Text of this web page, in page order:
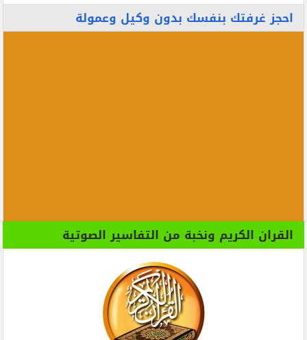
احجز غرفتك بنفسك بدون وكيل وعمولة
القران الكريم ونخبة من التفاسير الصوتية